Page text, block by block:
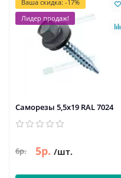
Ваша скидка: -17%
Лидер продаж!
Саморезы 5,5х19 RAL 7024
6р. 5р. /шт.